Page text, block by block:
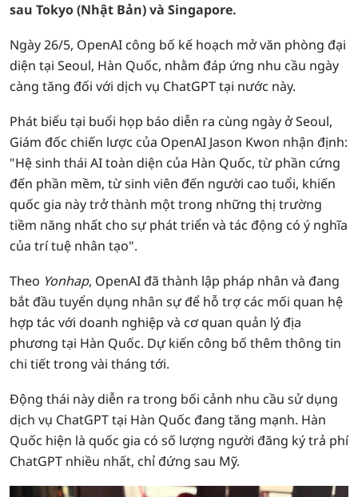
sau Tokyo (Nhật Bản) và Singapore.
Ngày 26/5, OpenAI công bố kế hoạch mở văn phòng đại
diện tại Seoul, Hàn Quốc, nhằm đáp ứng nhu cầu ngày
càng tăng đối với dịch vụ ChatGPT tại nước này.
Phát biểu tại buổi họp báo diễn ra cùng ngày ở Seoul,
Giám đốc chiến lược của OpenAI Jason Kwon nhận định:
"Hệ sinh thái AI toàn diện của Hàn Quốc, từ phần cứng
đến phần mềm, từ sinh viên đến người cao tuổi, khiến
quốc gia này trở thành một trong những thị trường
tiềm năng nhất cho sự phát triển và tác động có ý nghĩa
của trí tuệ nhân tạo".
Theo Yonhap, OpenAI đã thành lập pháp nhân và đang
bắt đầu tuyển dụng nhân sự để hỗ trợ các mối quan hệ
hợp tác với doanh nghiệp và cơ quan quản lý địa
phương tại Hàn Quốc. Dự kiến công bố thêm thông tin
chi tiết trong vài tháng tới.
Động thái này diễn ra trong bối cảnh nhu cầu sử dụng
dịch vụ ChatGPT tại Hàn Quốc đang tăng mạnh. Hàn
Quốc hiện là quốc gia có số lượng người đăng ký trả phí
ChatGPT nhiều nhất, chỉ đứng sau Mỹ.